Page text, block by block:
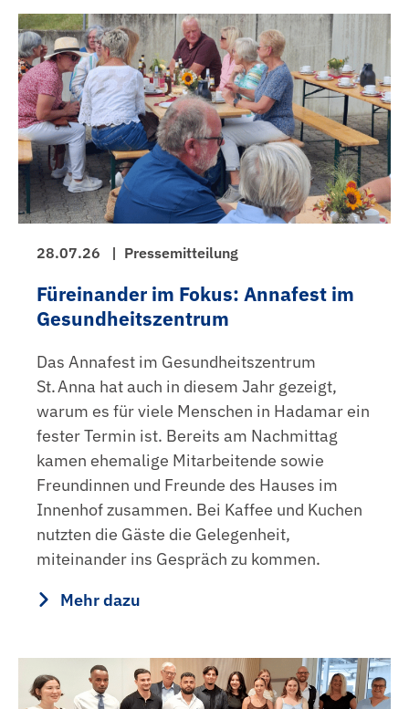
28.07.26 | Pressemitteilung
Füreinander im Fokus: Annafest im
Gesundheitszentrum
Das Annafest im Gesundheitszentrum
St. Anna hat auch in diesem Jahr gezeigt,
warum es für viele Menschen in Hadamar ein
fester Termin ist. Bereits am Nachmittag
kamen ehemalige Mitarbeitende sowie
Freundinnen und Freunde des Hauses im
Innenhof zusammen. Bei Kaffee und Kuchen
nutzten die Gäste die Gelegenheit,
miteinander ins Gespräch zu kommen.
Mehr dazu